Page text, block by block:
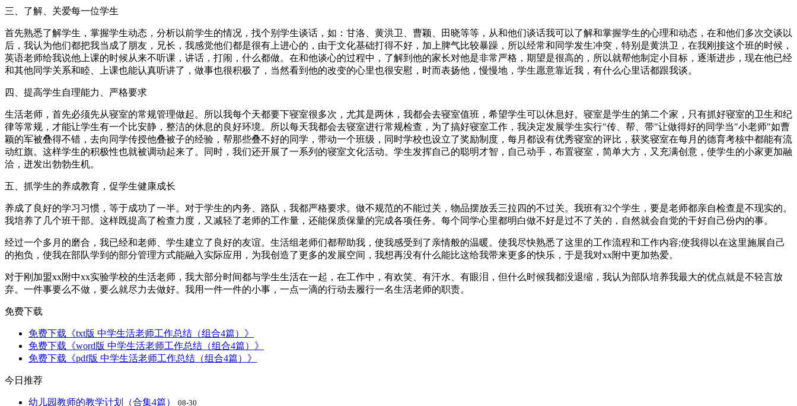
三、了解、关爱每一位学生
首先熟悉了解学生，掌握学生动态，分析以前学生的情况，找个别学生谈话，如：甘洛、黄洪卫、曹颖、田晓等等，从和他们谈话我可以了解和掌握学生的心理和动态，在和他们多次交谈以
后，我认为他们都把我当成了朋友，兄长，我感觉他们都是很有上进心的，由于文化基础打得不好，加上脾气比较暴躁，所以经常和同学发生冲突，特别是黄洪卫，在我刚接这个班的时候，
英语老师给我说他上课的时候从来不听课，讲话，打闹，什么都做。在和他谈心的过程中，了解到他的家长对他是非常严格，期望是很高的，所以就帮他制定小目标，逐渐进步，现在他已经
和其他同学关系和睦、上课也能认真听讲了，做事也很积极了，当然看到他的改变的心里也很安慰，时而表扬他，慢慢地，学生愿意靠近我，有什么心里话都跟我谈。
四、提高学生自理能力、严格要求
生活老师，首先必须先从寝室的常规管理做起。所以我每个天都要下寝室很多次，尤其是两休，我都会去寝室值班，希望学生可以休息好。寝室是学生的第二个家，只有抓好寝室的卫生和纪
律等常规，才能让学生有一个比安静，整洁的休息的良好环境。所以每天我都会去寝室进行常规检查，为了搞好寝室工作，我决定发展学生实行"传、帮、带"让做得好的同学当"小老师"如曹
颖的军被叠得不错，去向同学传授他叠被子的经验，帮那些叠不好的同学，带动一个班级，同时学校也设立了奖励制度，每月都设有优秀寝室的评比，获奖寝室在每月的德育考核中都能有流
动红旗。这样学生的积极性也就被调动起来了。同时，我们还开展了一系列的寝室文化活动。学生发挥自己的聪明才智，自己动手，布置寝室，简单大方，又充满创意，使学生的小家更加融
洽，迸发出勃勃生机。
五、抓学生的养成教育，促学生健康成长
养成了良好的学习习惯，等于成功了一半。对于学生的内务、路队，我都严格要求。做不规范的不能过关，物品摆放丢三拉四的不过关。我班有32个学生，要是老师都亲自检查是不现实的。
我培养了几个班干部。这样既提高了检查力度，又减轻了老师的工作量，还能保质保量的完成各项任务。每个同学心里都明白做不好是过不了关的，自然就会自觉的干好自己份内的事。
经过一个多月的磨合，我已经和老师、学生建立了良好的友谊。生活组老师们都帮助我，使我感受到了亲情般的温暖。使我尽快熟悉了这里的工作流程和工作内容;使我得以在这里施展自己
的抱负，使我在部队学到的部分管理方式能融入实际应用，为我创造了更多的发展空间，我想再没有什么能比这给我带来更多的快乐，于是我对xx附中更加热爱。
对于刚加盟xx附中xx实验学校的生活老师，我大部分时间都与学生生活在一起，在工作中，有欢笑、有汗水、有眼泪，但什么时候我都没退缩，我认为部队培养我最大的优点就是不轻言放
弃。一件事要么不做，要么就尽力去做好。我用一件一件的小事，一点一滴的行动去履行一名生活老师的职责。
免费下载
免费下载《txt版 中学生活老师工作总结（组合4篇）》
免费下载《word版 中学生活老师工作总结（组合4篇）》
免费下载《pdf版 中学生活老师工作总结（组合4篇）》
今日推荐
幼儿园教师的教学计划（合集4篇） 08-30